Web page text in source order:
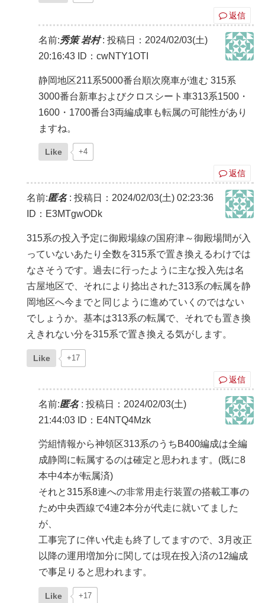
返信
名前:秀策 岩村: 投稿日：2024/02/03(土)
20:16:43 ID：cwNTY1OTI
静岡地区211系5000番台順次廃車が進む 315系
3000番台新車およびクロスシート車313系1500・
1600・1700番台3両編成車も転属の可能性があり
ますね。
Like +4
返信
名前:匿名: 投稿日：2024/02/03(土) 02:23:36
ID：E3MTgwODk
315系の投入予定に御殿場線の国府津～御殿場間が入
っていないあたり全数を315系で置き換えるわけでは
なさそうです。過去に行ったように主な投入先は名
古屋地区で、それにより捻出された313系の転属を静
岡地区へ今までと同じように進めていくのではない
でしょうか。基本は313系の転属で、それでも置き換
えきれない分を315系で置き換える気がします。
Like +17
返信
名前:匿名: 投稿日：2024/02/03(土)
21:44:03 ID：E4NTQ4Mzk
労組情報から神領区313系のうちB400編成は全編
成静岡に転属するのは確定と思われます。(既に8
本中4本が転属済)
それと315系8連への非常用走行装置の搭載工事の
ため中央西線で4連2本分が代走に就いてました
が、
工事完了に伴い代走も終了してますので、3月改正
以降の運用増加分に関しては現在投入済の12編成
で事足りると思われます。
Like +17